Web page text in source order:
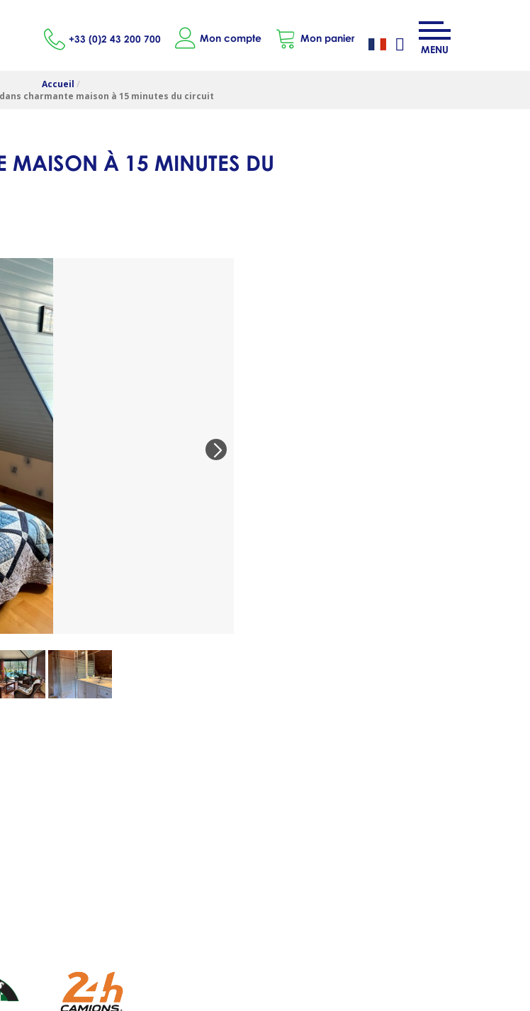
+33 (0)2 43 200 700 Mon compte
Mon panier
MENU
Accueil /
charmante maison à 15 minutes du circuit
MAISON À 15 MINUTES DU